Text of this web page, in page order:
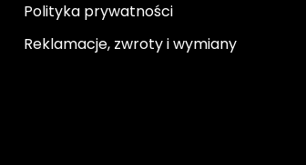
Polityka prywatności
Reklamacje, zwroty i wymiany